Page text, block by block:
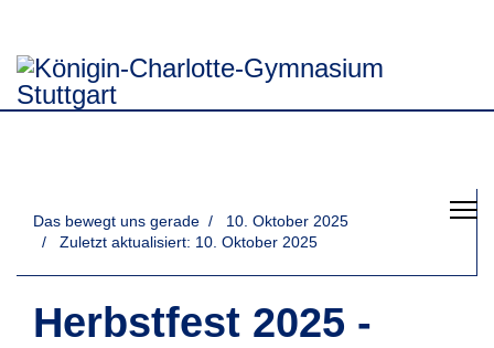
Das bewegt uns gerade
10. Oktober 2025
Zuletzt aktualisiert: 10. Oktober 2025
Herbstfest 2025 -